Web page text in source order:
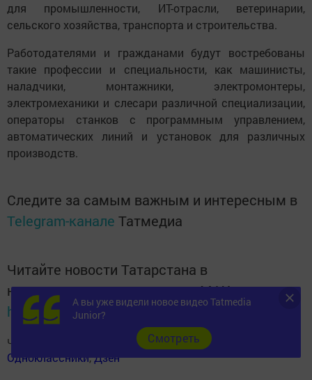
для промышленности, ИТ-отрасли, ветеринарии,
сельского хозяйства, транспорта и строительства.
Работодателями и гражданами будут востребованы
такие профессии и специальности, как машинисты,
наладчики, монтажники, электромонтеры,
электромеханики и слесари различной специализации,
операторы станков с программным управлением,
автоматических линий и установок для различных
производств.
Следите за самым важным и интересным в
Telegram-канале Татмедиа
Читайте новости Татарстана в
национальном мессенджере MАХ:
https://max.ru/tatmedia
Читай «Волжскую новь» в Телеграм, Вконтакте
Одноклассники,Дзен
А вы уже видели новое видео Tatmedia
Junior?
Cмотреть